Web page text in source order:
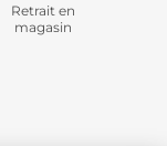
Retrait en
magasin